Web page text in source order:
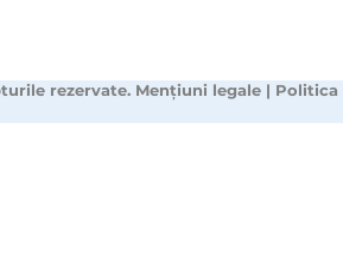
rezervate. Mențiuni legale| Politica